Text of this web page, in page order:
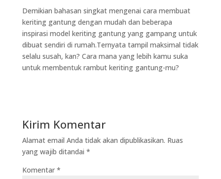
Demikian bahasan singkat mengenai cara membuat
keriting gantung dengan mudah dan beberapa
inspirasi model keriting gantung yang gampang untuk
dibuat sendiri di rumah.Ternyata tampil maksimal tidak
selalu susah, kan? Cara mana yang lebih kamu suka
untuk membentuk rambut keriting gantung-mu?
Kirim Komentar
Alamat email Anda tidak akan dipublikasikan. Ruas
yang wajib ditandai *
Komentar *